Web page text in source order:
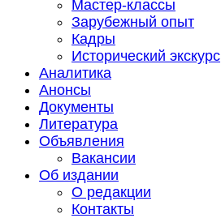
Мастер-классы
Зарубежный опыт
Кадры
Исторический экскурс
Аналитика
Анонсы
Документы
Литература
Объявления
Вакансии
Об издании
О редакции
Контакты